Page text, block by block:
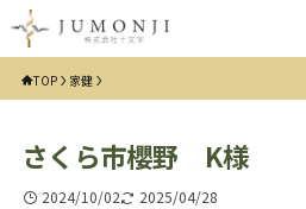
TOP 家健
さくら市櫻野 K様
2024/10/02 2025/04/28